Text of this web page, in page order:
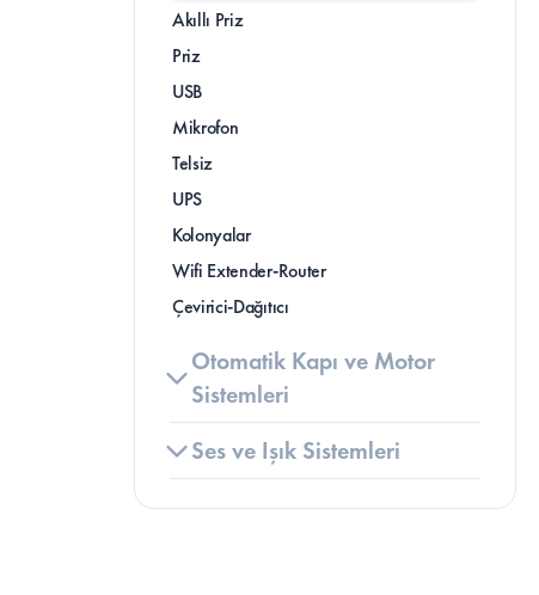
Akıllı Priz
Priz
USB
Mikrofon
Telsiz
UPS
Kolonyalar
Wifi Extender-Router
Çevirici-Dağıtıcı
Otomatik Kapı ve Motor
Sistemleri
Ses ve Işık Sistemleri